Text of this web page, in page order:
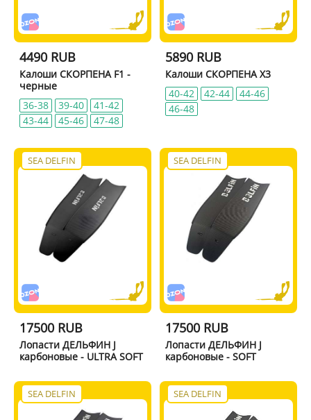
4490 RUB
Калоши СКОРПЕНА F1 -
черные
36-38
39-40
41-42
43-44
45-46 47-48
5890 RUB
Калоши СКОРПЕНА X3
40-42
42-44
44-46
46-48
SEA DELFIN
17500 RUB
Лопасти ДЕЛЬФИН J
карбоновые - ULTRA SOFT
SEA DELFIN
17500 RUB
Лопасти ДЕЛЬФИН J
карбоновые - SOFT
SEA DELFIN SEA DELFIN